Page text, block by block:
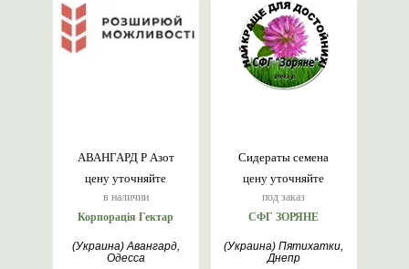
цену уточняйте
в наличии
АВАНГАРД Р Азот
Корпорація Гектар
(Украина) Авангард,
Одесса
цену уточняйте
под заказ
Сидераты семена
СФГ ЗОРЯНЕ
(Украина) Пятихатки,
Днепр